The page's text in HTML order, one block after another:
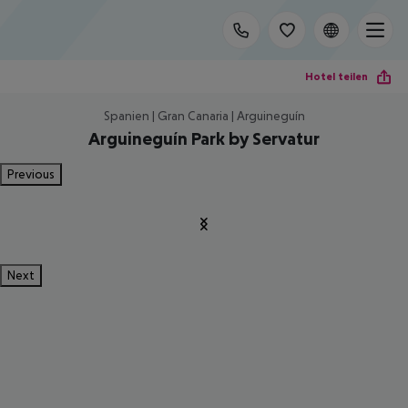
Hotel teilen
Spanien | Gran Canaria | Arguineguín
Arguineguín Park by Servatur
Previous
Next